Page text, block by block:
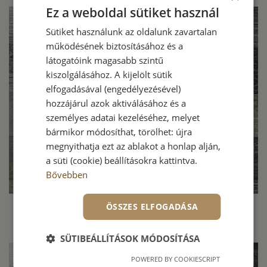
Ez a weboldal sütiket használ
Sütiket használunk az oldalunk zavartalan
működésének biztosításához és a
látogatóink magasabb szintű
kiszolgálásához. A kijelölt sütik
elfogadásával (engedélyezésével)
hozzájárul azok aktiválásához és a
személyes adatai kezeléséhez, melyet
bármikor módosíthat, törölhet: újra
megnyithatja ezt az ablakot a honlap alján,
a süti (cookie) beállításokra kattintva.
Bővebben
ÖSSZES ELFOGADÁSA
SÜTIBEÁLLÍTÁSOK MÓDOSÍTÁSA
POWERED BY COOKIESCRIPT